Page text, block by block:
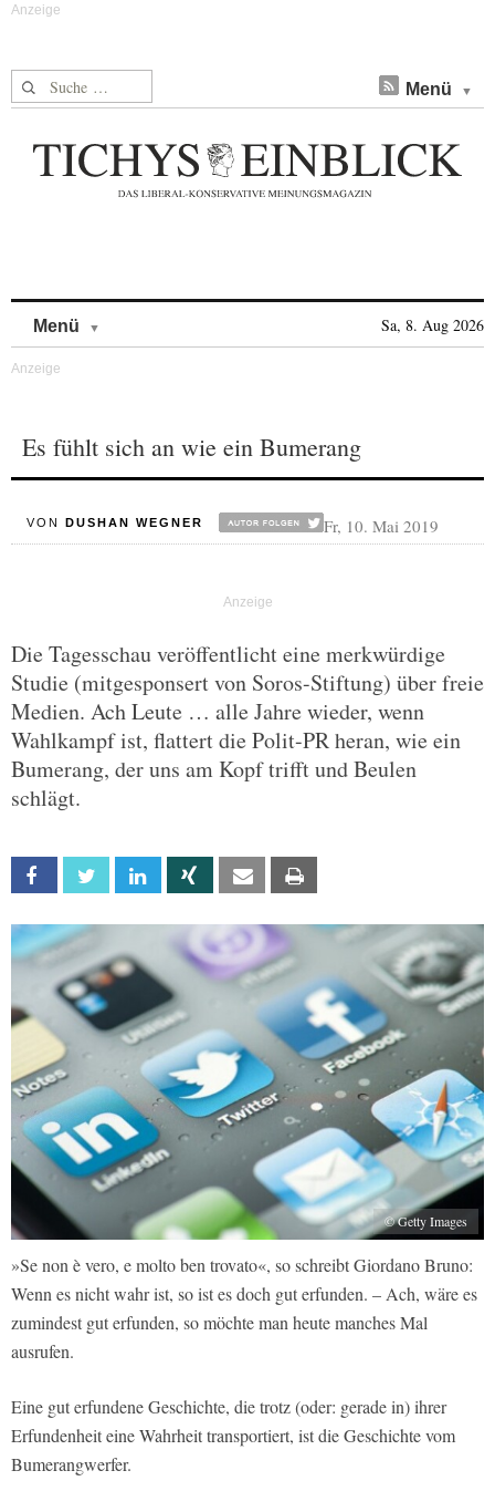
Suche nach: Menü
Menü Sa, 8. Aug 2026
Es fühlt sich an wie ein Bumerang
VON DUSHAN WEGNER Fr, 10. Mai 2019
Die Tagesschau veröffentlicht eine merkwürdige
Studie (mitgesponsert von Soros-Stiftung) über freie
Medien. Ach Leute … alle Jahre wieder, wenn
Wahlkampf ist, flattert die Polit-PR heran, wie ein
Bumerang, der uns am Kopf trifft und Beulen
schlägt.
Facebook Twitter Linkedin Xing Email
© Getty Images
»Se non è vero, e molto ben trovato«, so schreibt Giordano Bruno:
Wenn es nicht wahr ist, so ist es doch gut erfunden. – Ach, wäre es
zumindest gut erfunden, so möchte man heute manches Mal
ausrufen.
Eine gut erfundene Geschichte, die trotz (oder: gerade in) ihrer
Erfundenheit eine Wahrheit transportiert, ist die Geschichte vom
Bumerangwerfer.